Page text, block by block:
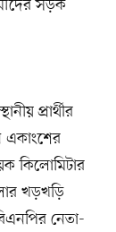
সড়ক
প্রার্থীর
একাংশের
কিলোমিটার
খড়খড়ি
নেতা-